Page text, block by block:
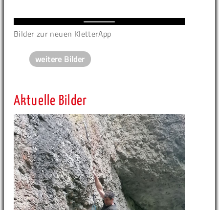
Bilder zur neuen KletterApp
weitere Bilder
Aktuelle Bilder